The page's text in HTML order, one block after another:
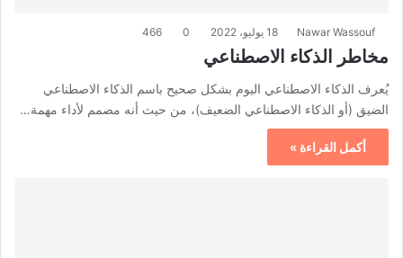
Nawar Wassouf 18 يوليو، 2022 0
466
مخاطر الذكاء الاصطناعي
يُعرف الذكاء الاصطناعي اليوم بشكل صحيح باسم الذكاء الاصطناعي
الضيق (أو الذكاء الاصطناعي الضعيف)، من حيث أنه مصمم لأداء مهمة…
أكمل القراءة »